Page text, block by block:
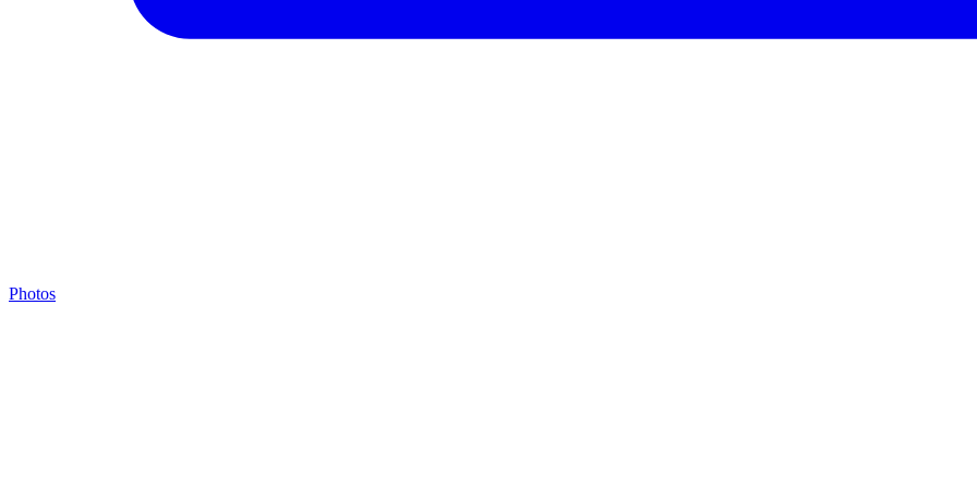
Photos